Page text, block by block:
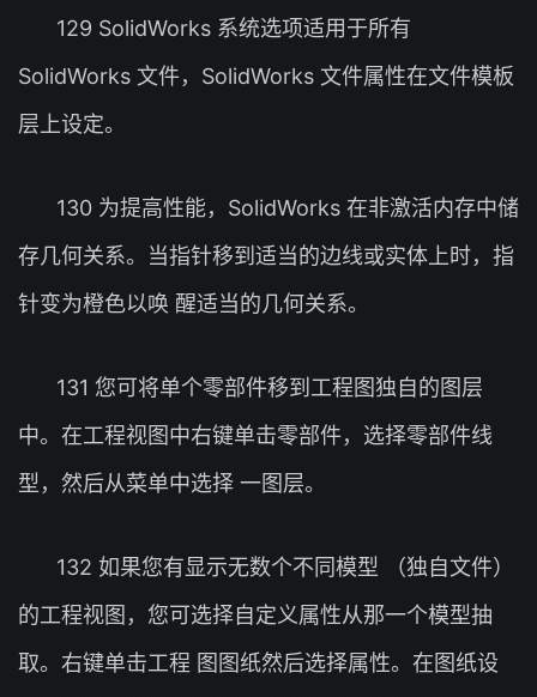
129 SolidWorks 系统选项适用于所有
SolidWorks 文件，SolidWorks 文件属性在文件模板
层上设定。
130 为提高性能，SolidWorks 在非激活内存中储
存几何关系。当指针移到适当的边线或实体上时，指
针变为橙色以唤 醒适当的几何关系。
131 您可将单个零部件移到工程图独自的图层
中。在工程视图中右键单击零部件，选择零部件线
型，然后从菜单中选择 一图层。
132 如果您有显示无数个不同模型 （独自文件）
的工程视图，您可选择自定义属性从那一个模型抽
取。右键单击工程 图图纸然后选择属性。在图纸设